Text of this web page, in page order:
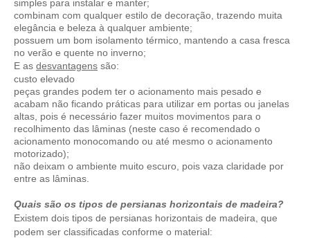
simples para instalar e manter;
combinam com qualquer estilo de decoração, trazendo muita
elegância e beleza à qualquer ambiente;
possuem um bom isolamento térmico, mantendo a casa fresca
no verão e quente no inverno;
E as desvantagens são:
custo elevado
peças grandes podem ter o acionamento mais pesado e
acabam não ficando práticas para utilizar em portas ou janelas
altas, pois é necessário fazer muitos movimentos para o
recolhimento das lâminas (neste caso é recomendado o
acionamento monocomando ou até mesmo o acionamento
motorizado);
não deixam o ambiente muito escuro, pois vaza claridade por
entre as lâminas.
Quais são os tipos de persianas horizontais de madeira?
Existem dois tipos de persianas horizontais de madeira, que
podem ser classificadas conforme o material: